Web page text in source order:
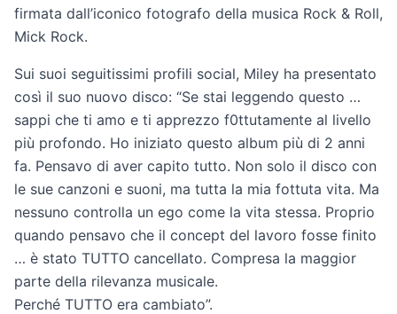
firmata dall’iconico fotografo della musica Rock & Roll,
Mick Rock.
Sui suoi seguitissimi profili social, Miley ha presentato
così il suo nuovo disco: “Se stai leggendo questo …
sappi che ti amo e ti apprezzo f0ttutamente al livello
più profondo. Ho iniziato questo album più di 2 anni
fa. Pensavo di aver capito tutto. Non solo il disco con
le sue canzoni e suoni, ma tutta la mia fottuta vita. Ma
nessuno controlla un ego come la vita stessa. Proprio
quando pensavo che il concept del lavoro fosse finito
… è stato TUTTO cancellato. Compresa la maggior
parte della rilevanza musicale.
Perché TUTTO era cambiato”.